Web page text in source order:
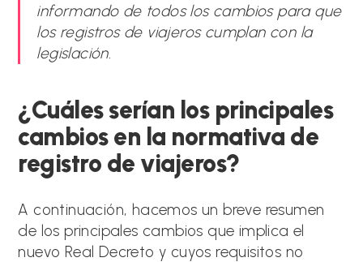
informando de todos los cambios para que
los registros de viajeros cumplan con la
legislación.
¿Cuáles serían los principales
cambios en la normativa de
registro de viajeros?
A continuación, hacemos un breve resumen
de los principales cambios que implica el
nuevo Real Decreto y cuyos requisitos no